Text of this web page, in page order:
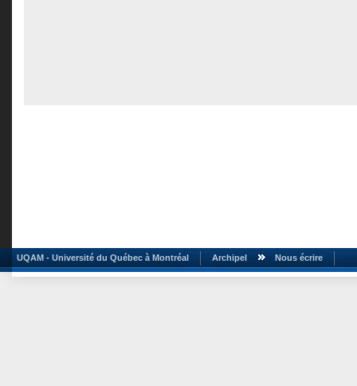
UQAM - Université du Québec à Montréal Archipel Nous écrire